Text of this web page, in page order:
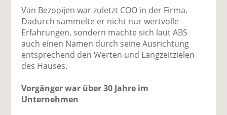
Van Bezooijen war zuletzt COO in der Firma.
Dadurch sammelte er nicht nur wertvolle
Erfahrungen, sondern machte sich laut ABS
auch einen Namen durch seine Ausrichtung
entsprechend den Werten und Langzeitzielen
des Hauses.
Vorgänger war über 30 Jahre im
Unternehmen